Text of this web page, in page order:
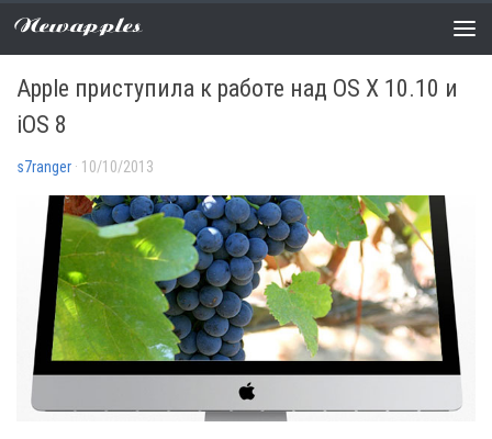
Newapples
НОВОСТИ 0 COMMENTS
Apple приступила к работе над OS X 10.10 и
iOS 8
s7ranger · 10/10/2013